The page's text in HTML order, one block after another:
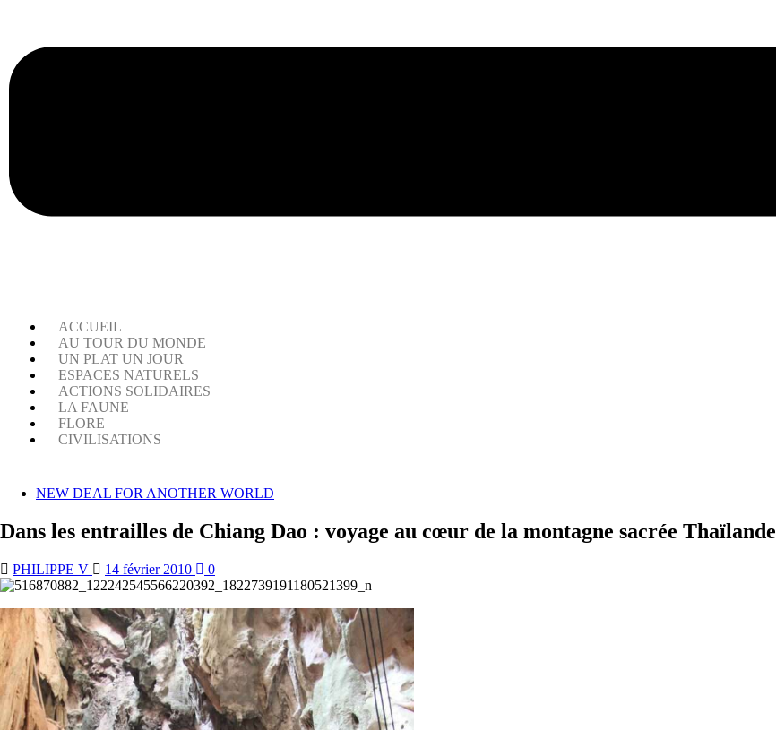
ACCUEIL
AU TOUR DU MONDE
UN PLAT UN JOUR
ESPACES NATURELS
ACTIONS SOLIDAIRES
LA FAUNE
FLORE
CIVILISATIONS
NEW DEAL FOR ANOTHER WORLD
Dans les entrailles de Chiang Dao : voyage au cœur de la montagne sacrée Thaïlande
PHILIPPE V 14 février 2010 0